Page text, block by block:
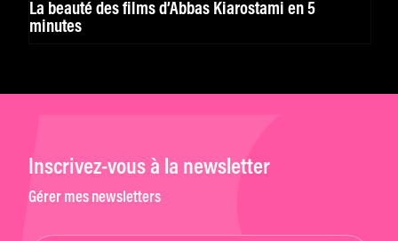
La beauté des films d’Abbas Kiarostami en 5
minutes
Inscrivez-vous à la newsletter
Gérer mes newsletters